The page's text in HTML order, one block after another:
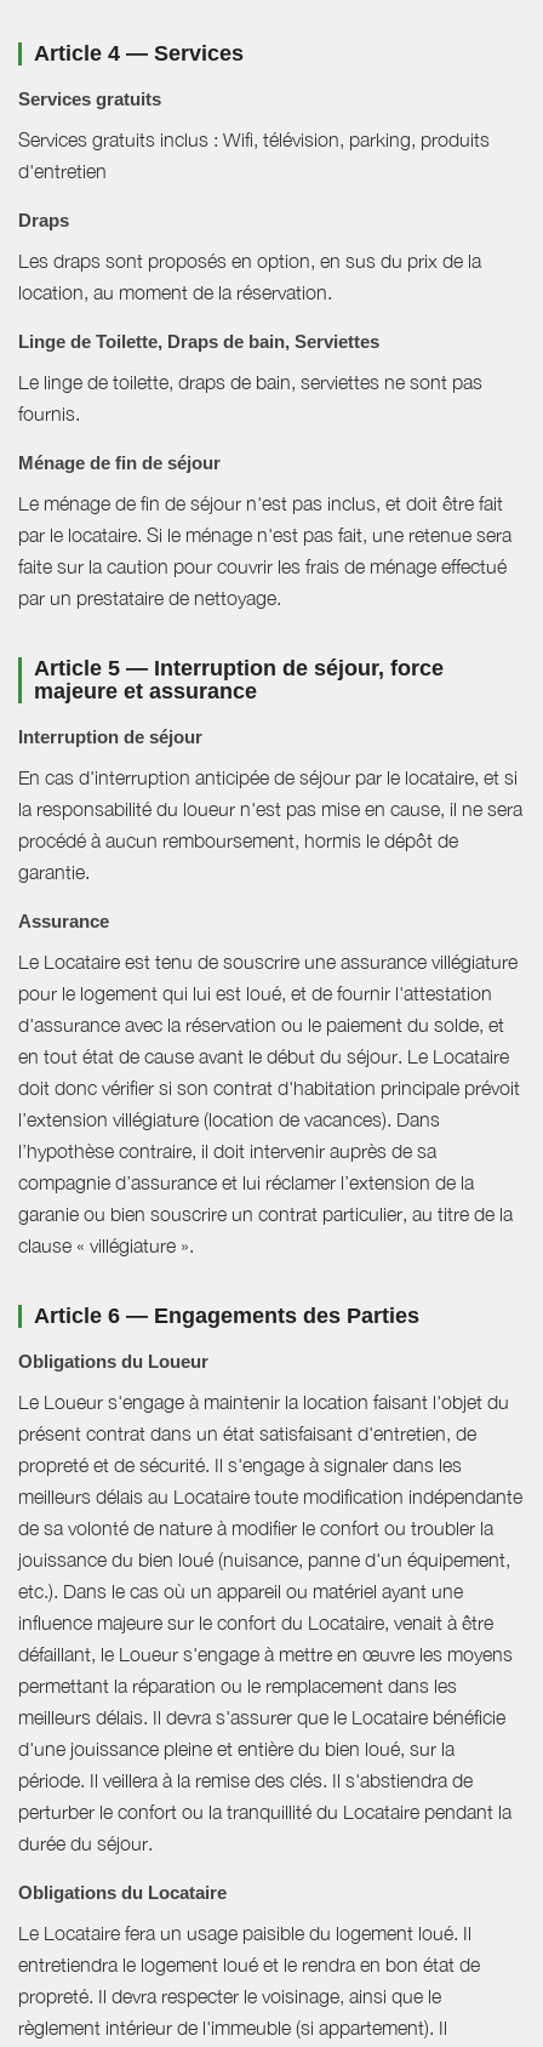
Article 4 — Services
Services gratuits
Services gratuits inclus : Wifi, télévision, parking, produits
d'entretien
Draps
Les draps sont proposés en option, en sus du prix de la
location, au moment de la réservation.
Linge de Toilette, Draps de bain, Serviettes
Le linge de toilette, draps de bain, serviettes ne sont pas
fournis.
Ménage de fin de séjour
Le ménage de fin de séjour n'est pas inclus, et doit être fait
par le locataire. Si le ménage n'est pas fait, une retenue sera
faite sur la caution pour couvrir les frais de ménage effectué
par un prestataire de nettoyage.
Article 5 — Interruption de séjour, force
majeure et assurance
Interruption de séjour
En cas d'interruption anticipée de séjour par le locataire, et si
la responsabilité du loueur n'est pas mise en cause, il ne sera
procédé à aucun remboursement, hormis le dépôt de
garantie.
Assurance
Le Locataire est tenu de souscrire une assurance villégiature
pour le logement qui lui est loué, et de fournir l'attestation
d'assurance avec la réservation ou le paiement du solde, et
en tout état de cause avant le début du séjour. Le Locataire
doit donc vérifier si son contrat d'habitation principale prévoit
l’extension villégiature (location de vacances). Dans
l’hypothèse contraire, il doit intervenir auprès de sa
compagnie d’assurance et lui réclamer l’extension de la
garanie ou bien souscrire un contrat particulier, au titre de la
clause « villégiature ».
Article 6 — Engagements des Parties
Obligations du Loueur
Le Loueur s'engage à maintenir la location faisant l'objet du
présent contrat dans un état satisfaisant d'entretien, de
propreté et de sécurité. Il s'engage à signaler dans les
meilleurs délais au Locataire toute modification indépendante
de sa volonté de nature à modifier le confort ou troubler la
jouissance du bien loué (nuisance, panne d'un équipement,
etc.). Dans le cas où un appareil ou matériel ayant une
influence majeure sur le confort du Locataire, venait à être
défaillant, le Loueur s'engage à mettre en œuvre les moyens
permettant la réparation ou le remplacement dans les
meilleurs délais. Il devra s'assurer que le Locataire bénéficie
d'une jouissance pleine et entière du bien loué, sur la
période. Il veillera à la remise des clés. Il s'abstiendra de
perturber le confort ou la tranquillité du Locataire pendant la
durée du séjour.
Obligations du Locataire
Le Locataire fera un usage paisible du logement loué. Il
entretiendra le logement loué et le rendra en bon état de
propreté. Il devra respecter le voisinage, ainsi que le
règlement intérieur de l'immeuble (si appartement). Il